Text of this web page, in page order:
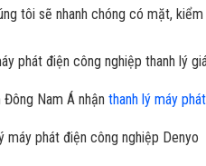
tôi sẽ nhanh chóng có mặt,
phát điện công nghiệp thanh lý
Nam Á nhận thanh lý máy
máy phát điện công nghiệp Denyo